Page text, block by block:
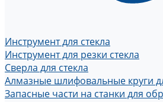
Инструмент для стекла
Инструмент для резки стекла
Сверла для стекла
Алмазные шлифовальные круги
Запасные части на станки для